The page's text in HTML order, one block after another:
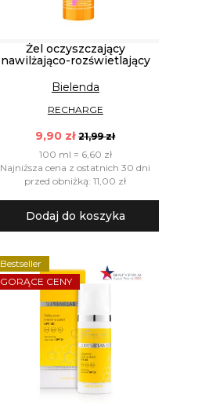
Żel oczyszczający
nawilżająco-rozświetlający
Bielenda
RECHARGE
9,90 zł 21,99 zł
100 ml = 6,60 zł
Najniższa cena z ostatnich 30 dni
przed obniżką: 11,00 zł
Dodaj do koszyka
Bestseller
GORĄCE CENY